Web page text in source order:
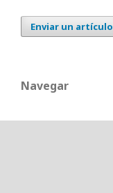
Enviar un artículo
Navegar